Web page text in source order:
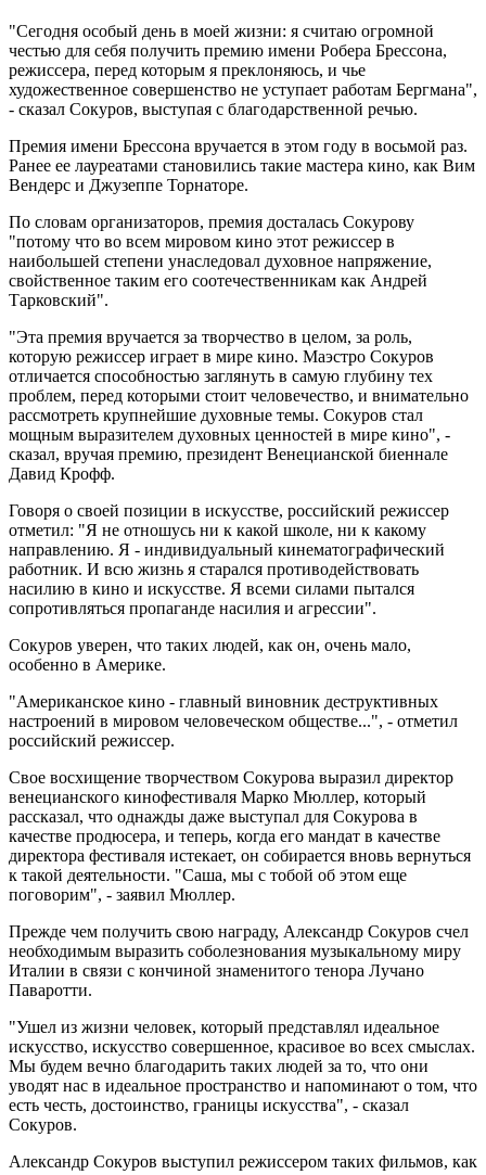
"Сегодня особый день в моей жизни: я считаю огромной
честью для себя получить премию имени Робера Брессона,
режиссера, перед которым я преклоняюсь, и чье
художественное совершенство не уступает работам Бергмана",
- сказал Сокуров, выступая с благодарственной речью.
Премия имени Брессона вручается в этом году в восьмой раз.
Ранее ее лауреатами становились такие мастера кино, как Вим
Вендерс и Джузеппе Торнаторе.
По словам организаторов, премия досталась Сокурову
"потому что во всем мировом кино этот режиссер в
наибольшей степени унаследовал духовное напряжение,
свойственное таким его соотечественникам как Андрей
Тарковский".
"Эта премия вручается за творчество в целом, за роль,
которую режиссер играет в мире кино. Маэстро Сокуров
отличается способностью заглянуть в самую глубину тех
проблем, перед которыми стоит человечество, и внимательно
рассмотреть крупнейшие духовные темы. Сокуров стал
мощным выразителем духовных ценностей в мире кино", -
сказал, вручая премию, президент Венецианской биеннале
Давид Крофф.
Говоря о своей позиции в искусстве, российский режиссер
отметил: "Я не отношусь ни к какой школе, ни к какому
направлению. Я - индивидуальный кинематографический
работник. И всю жизнь я старался противодействовать
насилию в кино и искусстве. Я всеми силами пытался
сопротивляться пропаганде насилия и агрессии".
Сокуров уверен, что таких людей, как он, очень мало,
особенно в Америке.
"Американское кино - главный виновник деструктивных
настроений в мировом человеческом обществе...", - отметил
российский режиссер.
Свое восхищение творчеством Сокурова выразил директор
венецианского кинофестиваля Марко Мюллер, который
рассказал, что однажды даже выступал для Сокурова в
качестве продюсера, и теперь, когда его мандат в качестве
директора фестиваля истекает, он собирается вновь вернуться
к такой деятельности. "Саша, мы с тобой об этом еще
поговорим", - заявил Мюллер.
Прежде чем получить свою награду, Александр Сокуров счел
необходимым выразить соболезнования музыкальному миру
Италии в связи с кончиной знаменитого тенора Лучано
Паваротти.
"Ушел из жизни человек, который представлял идеальное
искусство, искусство совершенное, красивое во всех смыслах.
Мы будем вечно благодарить таких людей за то, что они
уводят нас в идеальное пространство и напоминают о том, что
есть честь, достоинство, границы искусства", - сказал
Сокуров.
Александр Сокуров выступил режиссером таких фильмов, как